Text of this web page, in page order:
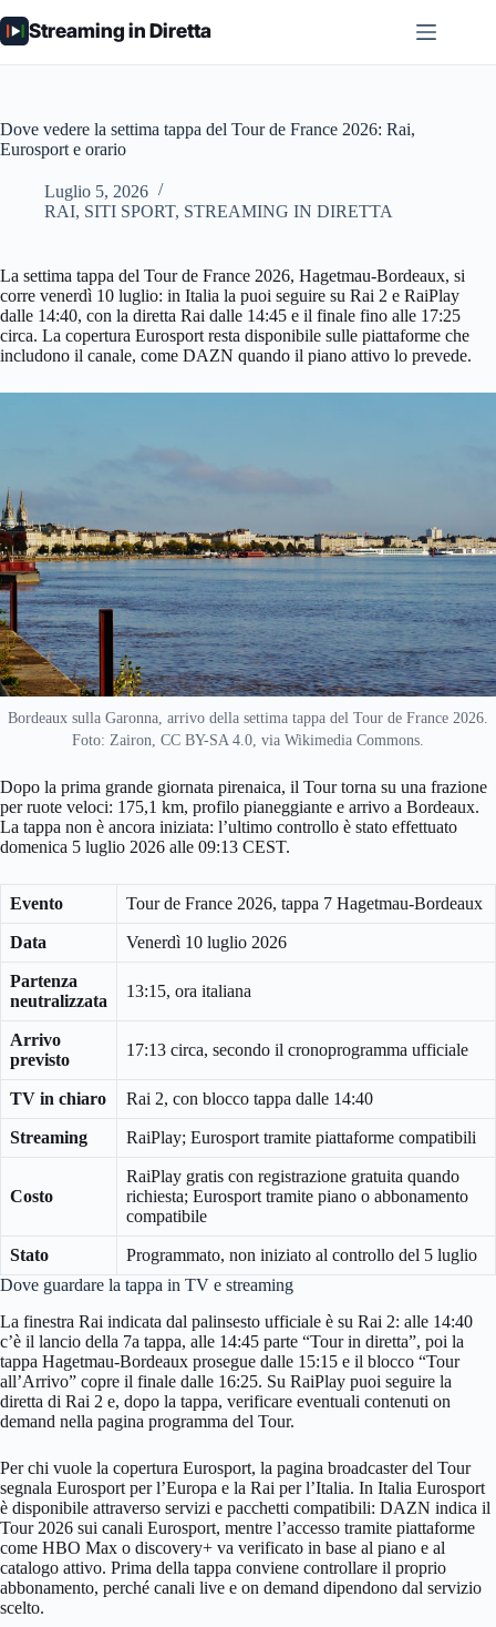
al
contenuto
Streaming in Diretta
Dove vedere la settima tappa del Tour de France 2026: Rai,
Eurosport e orario
Luglio 5, 2026
RAI, SITI SPORT, STREAMING IN DIRETTA
La settima tappa del Tour de France 2026, Hagetmau-Bordeaux, si
corre venerdì 10 luglio: in Italia la puoi seguire su Rai 2 e RaiPlay
dalle 14:40, con la diretta Rai dalle 14:45 e il finale fino alle 17:25
circa. La copertura Eurosport resta disponibile sulle piattaforme che
includono il canale, come DAZN quando il piano attivo lo prevede.
Bordeaux sulla Garonna, arrivo della settima tappa del Tour de France 2026.
Foto: Zairon, CC BY-SA 4.0, via Wikimedia Commons.
Dopo la prima grande giornata pirenaica, il Tour torna su una frazione
per ruote veloci: 175,1 km, profilo pianeggiante e arrivo a Bordeaux.
La tappa non è ancora iniziata: l’ultimo controllo è stato effettuato
domenica 5 luglio 2026 alle 09:13 CEST.
Evento Tour de France 2026, tappa 7 Hagetmau-Bordeaux
Data Venerdì 10 luglio 2026
Partenza
neutralizzata
13:15, ora italiana
Arrivo
previsto
17:13 circa, secondo il cronoprogramma ufficiale
TV in chiaro Rai 2, con blocco tappa dalle 14:40
Streaming RaiPlay; Eurosport tramite piattaforme compatibili
Costo
RaiPlay gratis con registrazione gratuita quando
richiesta; Eurosport tramite piano o abbonamento
compatibile
Stato
Programmato, non iniziato al controllo del 5 luglio
Dove guardare la tappa in TV e streaming
La finestra Rai indicata dal palinsesto ufficiale è su Rai 2: alle 14:40
c’è il lancio della 7a tappa, alle 14:45 parte “Tour in diretta”, poi la
tappa Hagetmau-Bordeaux prosegue dalle 15:15 e il blocco “Tour
all’Arrivo” copre il finale dalle 16:25. Su RaiPlay puoi seguire la
diretta di Rai 2 e, dopo la tappa, verificare eventuali contenuti on
demand nella pagina programma del Tour.
Per chi vuole la copertura Eurosport, la pagina broadcaster del Tour
segnala Eurosport per l’Europa e la Rai per l’Italia. In Italia Eurosport
è disponibile attraverso servizi e pacchetti compatibili: DAZN indica il
Tour 2026 sui canali Eurosport, mentre l’accesso tramite piattaforme
come HBO Max o discovery+ va verificato in base al piano e al
catalogo attivo. Prima della tappa conviene controllare il proprio
abbonamento, perché canali live e on demand dipendono dal servizio
scelto.